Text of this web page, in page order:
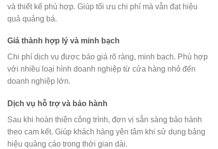
và thiết kế phù hợp. Giúp tối ưu chi phí mà vẫn đạt hiệu
quả quảng bá.
Giá thành hợp lý và minh bạch
Chi phí dịch vụ được báo giá rõ ràng, minh bạch. Phù hợp
với nhiều loại hình doanh nghiệp từ cửa hàng nhỏ đến
doanh nghiệp lớn.
Dịch vụ hỗ trợ và bảo hành
Sau khi hoàn thiện công trình, đơn vị sẵn sàng bảo hành
theo cam kết. Giúp khách hàng yên tâm khi sử dụng bảng
hiệu quảng cáo trong thời gian dài.